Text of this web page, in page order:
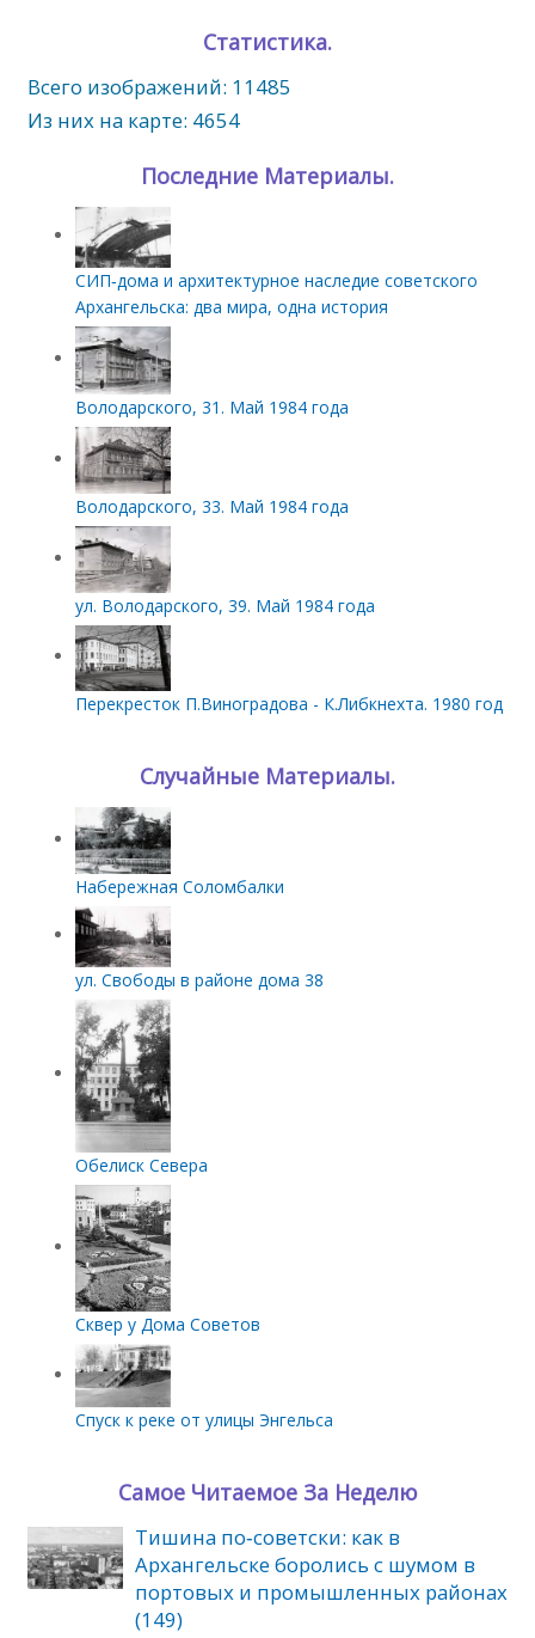
Статистика.
Всего изображений: 11485
Из них на карте: 4654
Последние Материалы.
СИП‑дома и архитектурное наследие советского
Архангельска: два мира, одна история
Володарского, 31. Май 1984 года
Володарского, 33. Май 1984 года
ул. Володарского, 39. Май 1984 года
Перекресток П.Виноградова - К.Либкнехта. 1980 год
Случайные Материалы.
Набережная Соломбалки
ул. Свободы в районе дома 38
Обелиск Севера
Сквер у Дома Советов
Спуск к реке от улицы Энгельса
Самое Читаемое За Неделю
Тишина по‑советски: как в
Архангельске боролись с шумом в
портовых и промышленных районах
(149)